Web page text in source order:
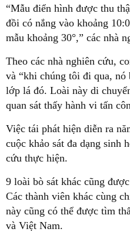
“Mẫu điển hình được thu
đồi có nắng vào khoảng
mẫu khoảng 30°,” các nhà
Theo các nhà nghiên cứu,
và “khi chúng tôi đi qua,
lớp lá đó. Loài này di
quan sát thấy hành vi tấn
Việc tái phát hiện diễn ra
cuộc khảo sát đa dạng sinh
cứu thực hiện.
9 loài bò sát khác cũng
Các thành viên khác cùng
này cũng có thể được tìm
và Việt Nam.